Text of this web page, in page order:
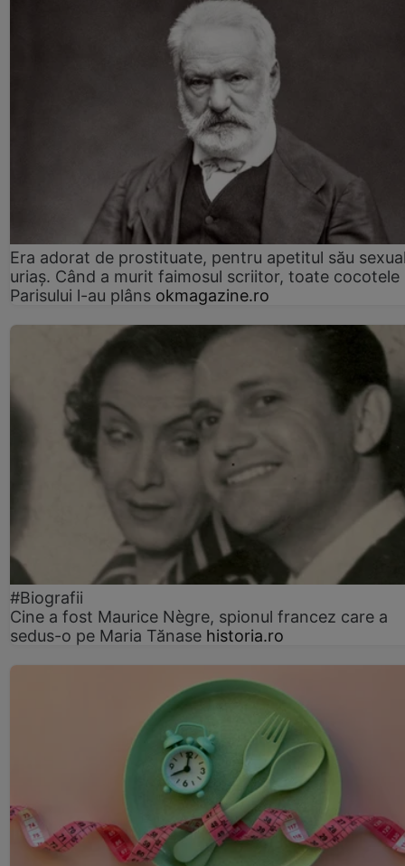
Era adorat de prostituate, pentru apetitul său
uriaș. Când a murit faimosul scriitor, toate cocotele
Parisului l-au plâns okmagazine.ro
#Biografii
Cine a fost Maurice Nègre, spionul francez care a
sedus-o pe Maria Tănase historia.ro